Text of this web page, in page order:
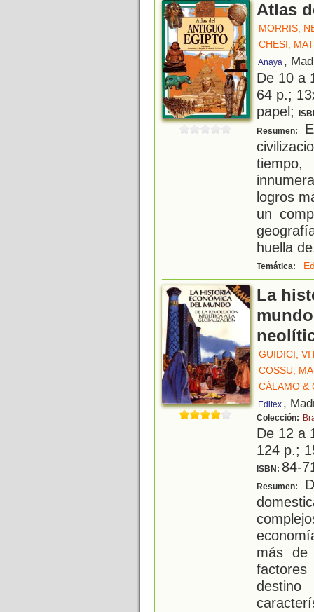
Atlas
MORRIS,
CHESI,
Anaya ,
De 10 a
64 p.;
papel;
Resumen:
logros
un
huella de
Temática:
La
GUIDICI,
COSSU,
CÁLAMO &
Editex ,
Colección:
De 12 a
124 p.;
ISBN: 84-
Resumen:
más